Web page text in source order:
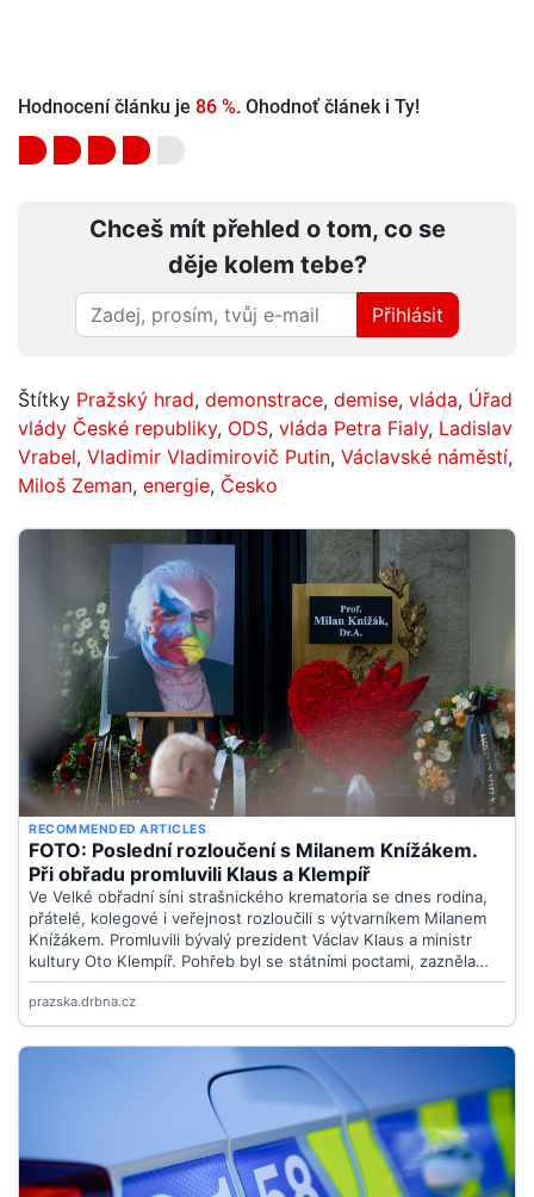
Hodnocení článku je 86 %. Ohodnoť článek i Ty!
Chceš mít přehled o tom, co se
děje kolem tebe?
Přihlásit
Štítky Pražský hrad, demonstrace, demise, vláda, Úřad
vlády České republiky, ODS, vláda Petra Fialy, Ladislav
Vrabel, Vladimir Vladimirovič Putin, Václavské náměstí,
Miloš Zeman, energie, Česko